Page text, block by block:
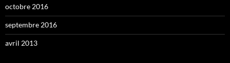
octobre 2016
septembre 2016
avril 2013